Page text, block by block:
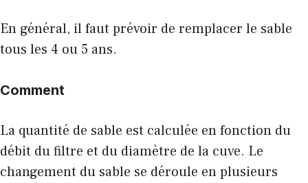
En général, il faut prévoir de remplacer le sable
tous les 4 ou 5 ans.
Comment
La quantité de sable est calculée en fonction du
débit du filtre et du diamètre de la cuve. Le
changement du sable se déroule en plusieurs